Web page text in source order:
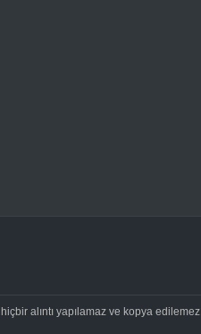
alıntı yapılamaz ve kopya edilemez.